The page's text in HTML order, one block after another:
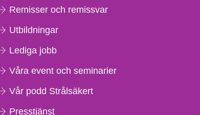
Remisser och remissvar
Utbildningar
Lediga jobb
Våra event och seminarier
Vår podd Strålsäkert
Presstjänst